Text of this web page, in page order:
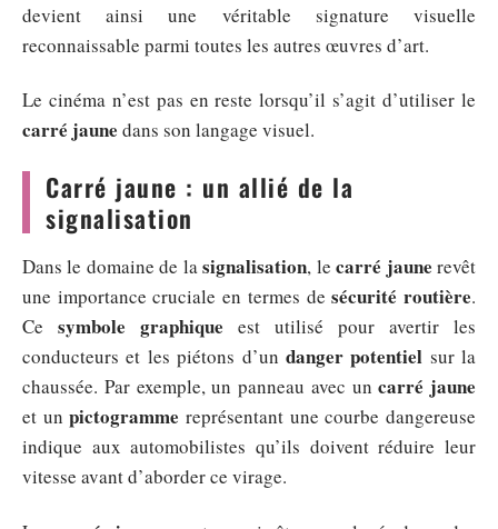
devient ainsi une véritable signature visuelle
reconnaissable parmi toutes les autres œuvres d’art.
Le cinéma n’est pas en reste lorsqu’il s’agit d’utiliser le
carré jaune dans son langage visuel.
Carré jaune : un allié de la
signalisation
Dans le domaine de lasignalisation, lecarré jaune revêt
une importance cruciale en termes desécurité routière.
Ce symbole graphique est utilisé pour avertir les
conducteurs et les piétons d’un danger potentiel sur la
chaussée. Par exemple, un panneau avec uncarré jaune
et unpictogramme représentant une courbe dangereuse
indique aux automobilistes qu’ils doivent réduire leur
vitesse avant d’aborder ce virage.